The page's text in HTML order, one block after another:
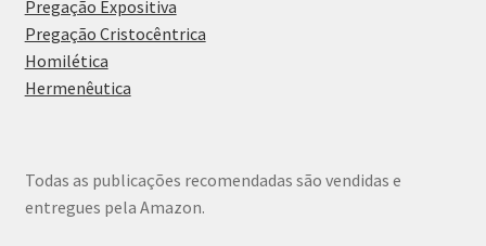
Pregação Expositiva
Pregação Cristocêntrica
Homilética
Hermenêutica
Todas as publicações recomendadas são vendidas e
entregues pela Amazon.